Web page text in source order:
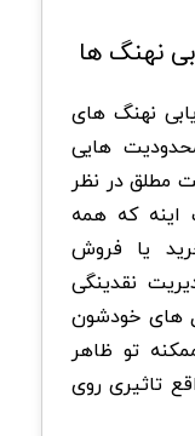
نهنگ ها
نهنگ های
هایی
مطلق در نظر
اینه که همه
یا فروش
نقدینگی
های خودشون
تو ظاهر
تاثیری روی